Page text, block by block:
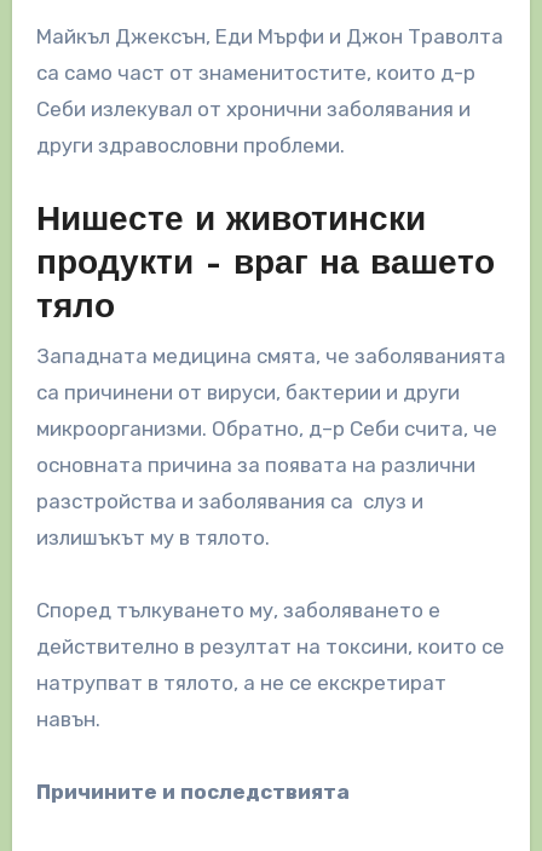
Майкъл Джексън, Еди Мърфи и Джон Траволта
са само част от знаменитостите, които д-р
Себи излекувал от хронични заболявания и
други здравословни проблеми.
Нишесте и животински
продукти – враг на вашето
тяло
Западната медицина смята, че заболяванията
са причинени от вируси, бактерии и други
микроорганизми. Обратно, д–р Себи счита, че
основната причина за появата на различни
разстройства и заболявания са слуз и
излишъкът му в тялото.
Според тълкуването му, заболяването е
действително в резултат на токсини, които се
натрупват в тялото, а не се екскретират
навън.
Причините и последствията